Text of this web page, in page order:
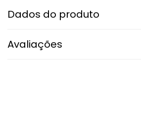
Dados do produto
Avaliações